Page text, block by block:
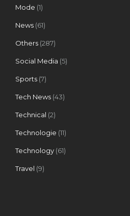
Mode (1)
News (61)
Others (287)
Social Media (5)
Sports (7)
Tech News (43)
Technical (2)
Technologie (11)
Technology (61)
Travel (9)